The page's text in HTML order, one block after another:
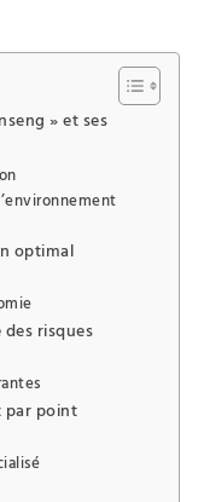
» et ses
optimal
des risques
par point